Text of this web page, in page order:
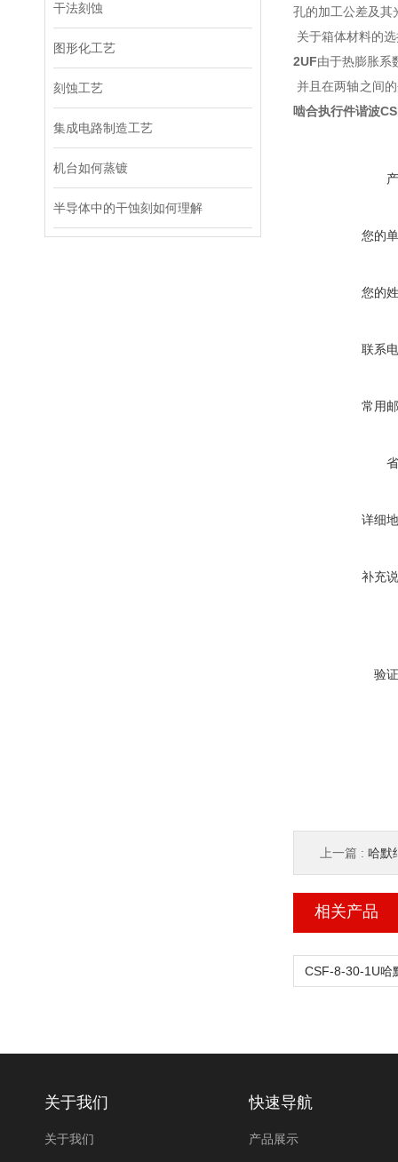
干法刻蚀
图形化工艺
刻蚀工艺
集成电路制造工艺
机台如何蒸镀
半导体中的干蚀刻如何理解
孔的加工公差及其
关于箱体材料的
2UF由于热膨胀系
并且在两轴之间
啮合执行件谐波
您的
您的
联系
常用
详细
补充
验
上一篇 : 哈默
相关产品
关于我们
关于我们
快速导航
产品展示